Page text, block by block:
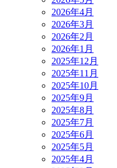
2026年4月
2026年3月
2026年2月
2026年1月
2025年12月
2025年11月
2025年10月
2025年9月
2025年8月
2025年7月
2025年6月
2025年5月
2025年4月